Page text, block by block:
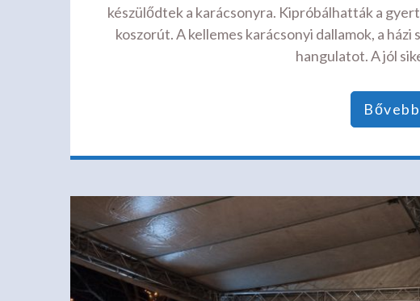
készülődtek a karácsonyra. Kipróbálhatták a
koszorút. A kellemes karácsonyi dallamok, a
hangulatot. A jól